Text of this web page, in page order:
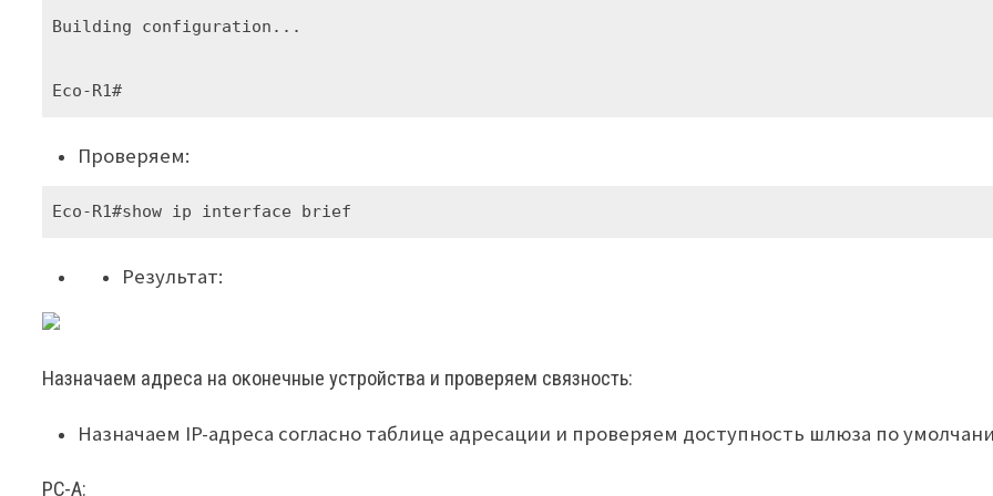
Building configuration...
Проверяем:
Eco-R1#show ip interface brief
Результат:
Назначаем адреса на оконечные устройства и проверяем связность:
Назначаем IP-адреса согласно таблице адресации и проверяем доступность шлюза по
PC-A: